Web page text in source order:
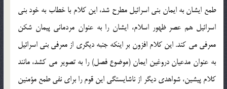
طمع ايشان به ايمان بني اسرائيل مطرح شد، اين کلام با خطاب به خود بني
اسرائيل هم عصر ظهور اسلام، ايشان را به عنوان مردماني پيمان شکن
معرفي مي کند. اين کلام افزون بر اينکه جنبه ديگري از معرفي بني اسرائيل
به عنوان مدعيان دروغين ايمان (موضوع فصل) را به تصوير مي کشد، مانند
کلام پيشين، شواهدي ديگر از ناشايستگي اين قوم را براي نفي طمع مؤمنين